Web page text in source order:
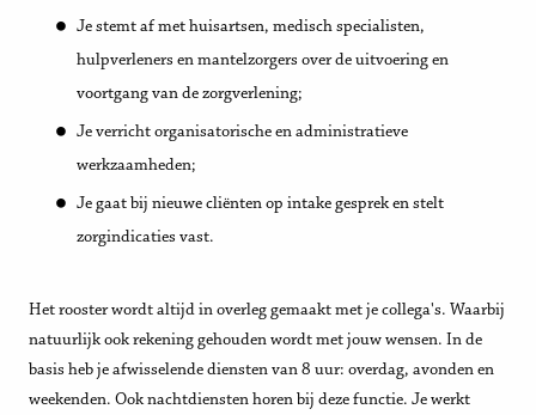
Je stemt af met huisartsen, medisch specialisten,
hulpverleners en mantelzorgers over de uitvoering en
voortgang van de zorgverlening;
Je verricht organisatorische en administratieve
werkzaamheden;
Je gaat bij nieuwe cliënten op intake gesprek en stelt
zorgindicaties vast.
Het rooster wordt altijd in overleg gemaakt met je collega's. Waarbij
natuurlijk ook rekening gehouden wordt met jouw wensen. In de
basis heb je afwisselende diensten van 8 uur: overdag, avonden en
weekenden. Ook nachtdiensten horen bij deze functie. Je werkt